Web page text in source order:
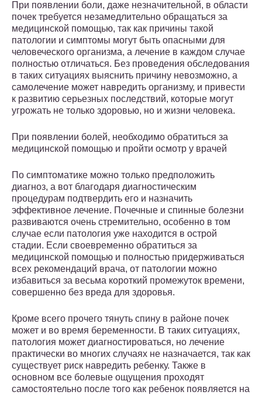
При появлении боли, даже незначительной, в области
почек требуется незамедлительно обращаться за
медицинской помощью, так как причины такой
патологии и симптомы могут быть опасными для
человеческого организма, а лечение в каждом случае
полностью отличаться. Без проведения обследования
в таких ситуациях выяснить причину невозможно, а
самолечение может навредить организму, и привести
к развитию серьезных последствий, которые могут
угрожать не только здоровью, но и жизни человека.
При появлении болей, необходимо обратиться за
медицинской помощью и пройти осмотр у врачей
По симптоматике можно только предположить
диагноз, а вот благодаря диагностическим
процедурам подтвердить его и назначить
эффективное лечение. Почечные и спинные болезни
развиваются очень стремительно, особенно в том
случае если патология уже находится в острой
стадии. Если своевременно обратиться за
медицинской помощью и полностью придерживаться
всех рекомендаций врача, от патологии можно
избавиться за весьма короткий промежуток времени,
совершенно без вреда для здоровья.
Кроме всего прочего тянуть спину в районе почек
может и во время беременности. В таких ситуациях,
патология может диагностироваться, но лечение
практически во многих случаях не назначается, так как
существует риск навредить ребенку. Также в
основном все болевые ощущения проходят
самостоятельно после того как ребенок появляется на